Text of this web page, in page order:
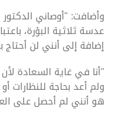
وأضافت: "أوصاني الدكتور
عدسة ثلاثية البؤرة،
إضافة إلى أنني لن
"أنا في غاية السعادة
ولم أعد بحاجة للنظارات
هو أنني لم أحصل على